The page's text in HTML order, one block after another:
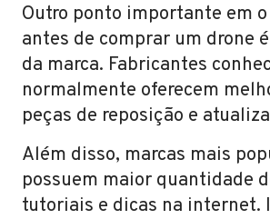
Outro ponto importante em
antes de comprar um drone
da marca. Fabricantes
normalmente oferecem
peças de reposição e
Além disso, marcas mais
possuem maior quantidade
tutoriais e dicas na internet.